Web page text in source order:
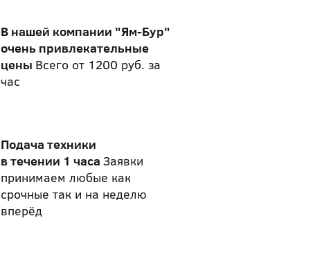
В нашей компании "Ям-Бур"
очень привлекательные
цены Всего от 1200 руб. за
час
Подача техники
в течении 1 часа Заявки
принимаем любые как
срочные так и на неделю
вперёд